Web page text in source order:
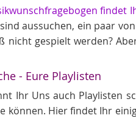
findet
aussuchen, ein paar
nicht gespielt werden?
- Eure Playlisten
Ihr Uns auch Playlisten
können. Hier findet Ihr